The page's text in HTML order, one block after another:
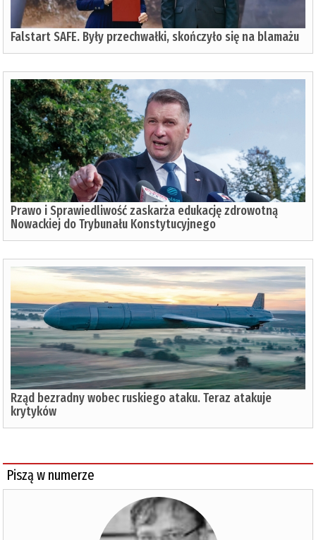
Falstart SAFE. Były przechwałki, skończyło się na blamażu
Prawo i Sprawiedliwość zaskarża edukację zdrowotną
Nowackiej do Trybunału Konstytucyjnego
Rząd bezradny wobec ruskiego ataku. Teraz atakuje
krytyków
Piszą w numerze